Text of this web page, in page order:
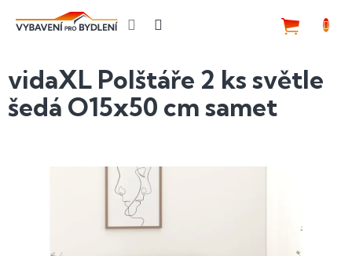
vidaXL Polštáře 2 ks světle
šedá O15x50 cm samet